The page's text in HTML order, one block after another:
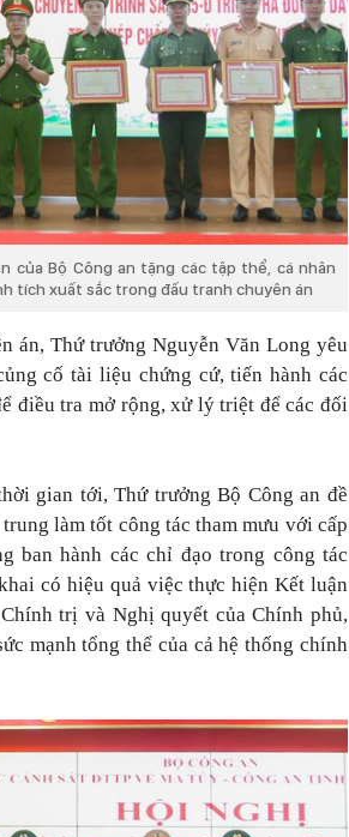
của Bộ Công an tặng các tập thể, cá nhân
tích xuất sắc trong đấu tranh chuyên án
án, Thứ trưởng Nguyễn Văn Long yêu
cố tài liệu chứng cứ, tiến hành các
điều tra mở rộng, xử lý triệt để các đối
gian tới, Thứ trưởng Bộ Công an đề
làm tốt công tác tham mưu với cấp
ban hành các chỉ đạo trong công tác
có hiệu quả việc thực hiện Kết luận
trị và Nghị quyết của Chính phủ,
mạnh tổng thể của cả hệ thống chính